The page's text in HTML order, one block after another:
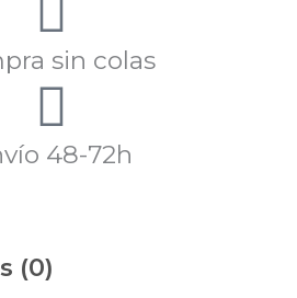
sin colas
48-72h
(0)